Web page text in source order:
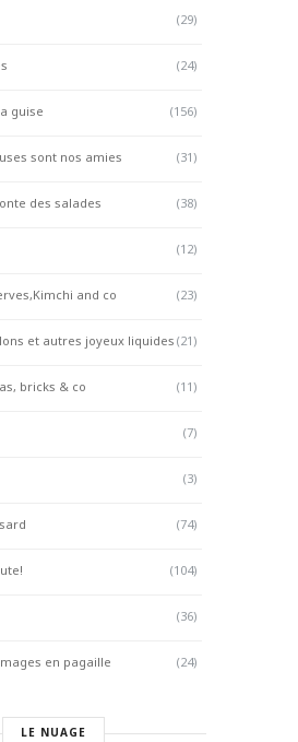
(29)
(24)
guise (156)
sont nos amies (31)
des salades (38)
(12)
and co (23)
et autres joyeux liquides (21)
bricks & co (11)
(7)
(3)
(74)
(104)
(36)
en pagaille (24)
LE NUAGE